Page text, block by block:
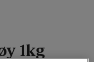
1kg